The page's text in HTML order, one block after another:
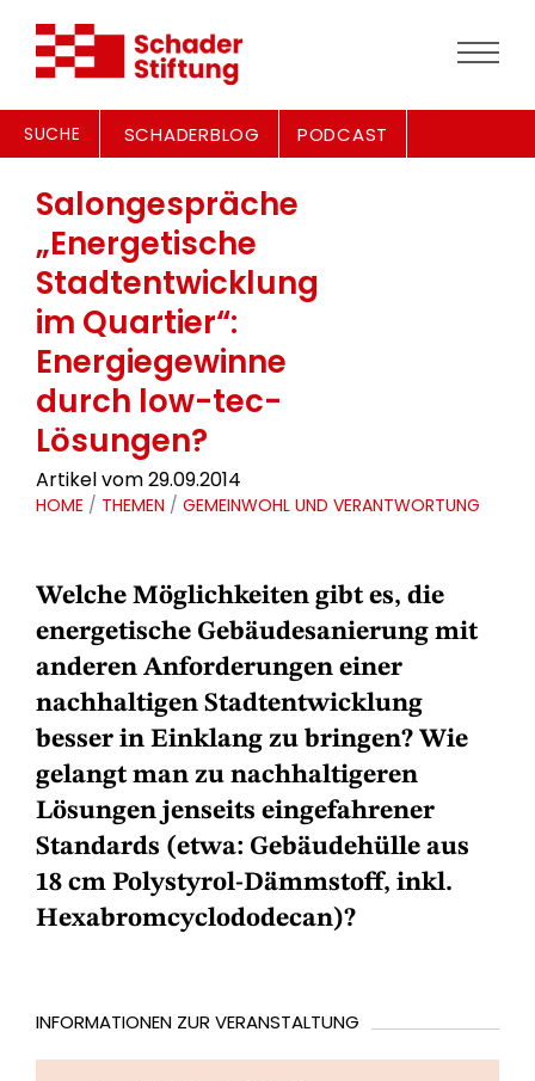
SUCHE SCHADERBLOG PODCAST
Salongespräche
„Energetische
Stadtentwicklung
im Quartier“:
Energiegewinne
durch low-tec-
Lösungen?
Artikel vom 29.09.2014
HOME / THEMEN / GEMEINWOHL UND VERANTWORTUNG
Welche Möglichkeiten gibt es, die
energetische Gebäudesanierung mit
anderen Anforderungen einer
nachhaltigen Stadtentwicklung
besser in Einklang zu bringen? Wie
gelangt man zu nachhaltigeren
Lösungen jenseits eingefahrener
Standards (etwa: Gebäudehülle aus
18 cm Polystyrol-Dämmstoff, inkl.
Hexabromcyclododecan)?
INFORMATIONEN ZUR VERANSTALTUNG